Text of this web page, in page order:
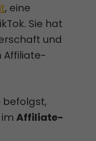
, eine
Sie hat
und
Affiliate-
befolgst,
Affiliate-